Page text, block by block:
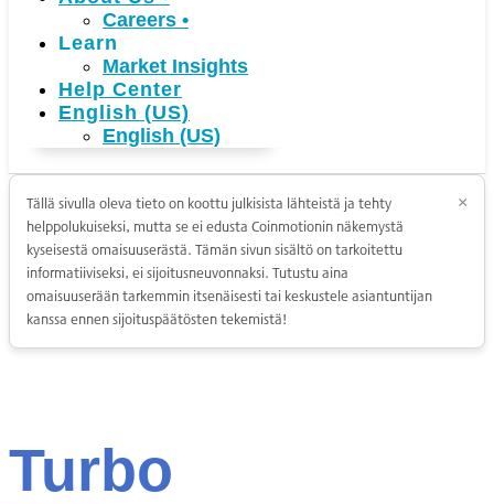
Careers •
Learn
Market Insights
Help Center
English (US)
English (US)
Tällä sivulla oleva tieto on koottu julkisista lähteistä ja tehty
helppolukuiseksi, mutta se ei edusta Coinmotionin näkemystä
kyseisestä omaisuuserästä. Tämän sivun sisältö on tarkoitettu
informatiiviseksi, ei sijoitusneuvonnaksi. Tutustu aina
omaisuuserään tarkemmin itsenäisesti tai keskustele asiantuntijan
kanssa ennen sijoituspäätösten tekemistä!
×
Turbo